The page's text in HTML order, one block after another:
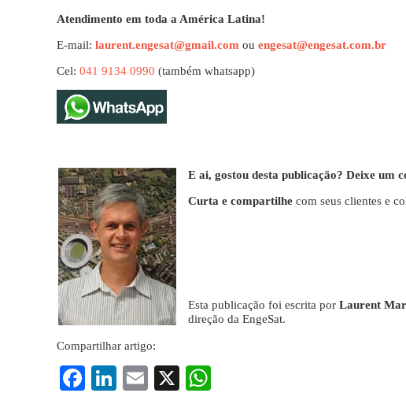
Atendimento em toda a América Latina!
E-mail: laurent.engesat@gmail.com ou engesat@engesat.com.br
Cel: 041 9134 0990 (também whatsapp)
E ai, gostou desta publicação? Deixe um
Curta e compartilhe com seus clientes e
Esta publicação foi escrita por Laurent
direção da EngeSat.
Compartilhar artigo:
Fa Li
E
X